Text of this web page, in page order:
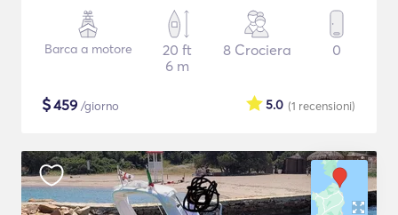
Barca a motore
20 ft
6 m
8 Crociera 0
$459 /giorno (1 recensioni)
5.0